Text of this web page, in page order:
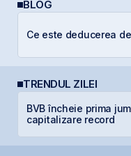
BLOG
Ce este deducerea
TRENDUL ZILEI
BVB încheie prima
capitalizare record